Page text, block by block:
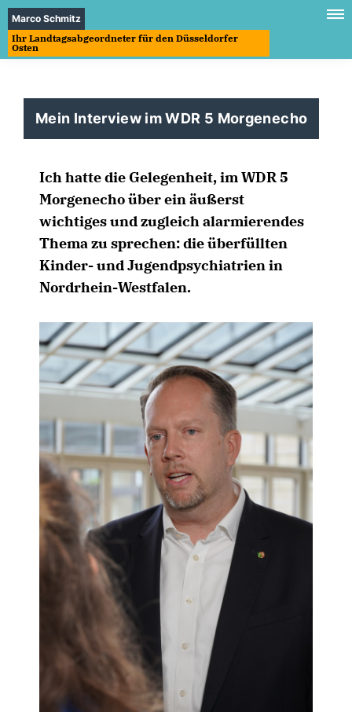
Marco Schmitz
Ihr Landtagsabgeordneter für den Düsseldorfer
Osten
Mein Interview im WDR 5 Morgenecho
Ich hatte die Gelegenheit, im WDR 5
Morgenecho über ein äußerst
wichtiges und zugleich alarmierendes
Thema zu sprechen: die überfüllten
Kinder- und Jugendpsychiatrien in
Nordrhein-Westfalen.